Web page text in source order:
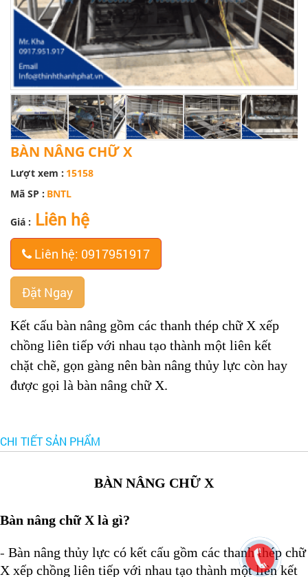
BÀN NÂNG CHỮ X
Lượt xem : 15158
Mã SP : BNTL
Giá : Liên hệ
Liên hệ: 0917951917
Đặt Ngay
Kết cấu bàn nâng gồm các thanh thép chữ X xếp
chồng liên tiếp với nhau tạo thành một liên kết
chặt chẽ, gọn gàng nên bàn nâng thủy lực còn hay
được gọi là bàn nâng chữ X.
CHI TIẾT SẢN PHẨM
BÀN NÂNG CHỮ X
Bàn nâng chữ X là gì?
- Bàn nâng thủy lực có kết cấu gồm các thanh thép chữ
X xếp chồng liên tiếp với nhau tạo thành một liên kết